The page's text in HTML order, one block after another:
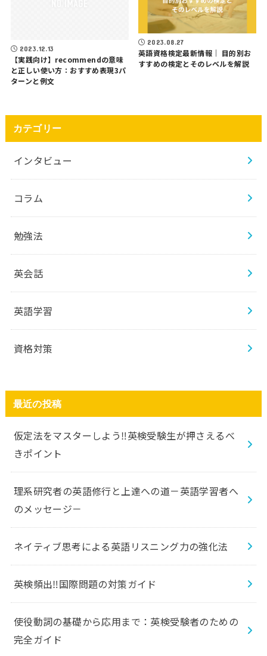
2023.12.13
【実践向け】recommendの意味
と正しい使い方：おすすめ表現3パ
ターンと例文
2023.08.27
英語資格検定最新情報｜ 目的別お
すすめの検定とそのレベルを解説
カテゴリー
インタビュー
コラム
勉強法
英会話
英語学習
資格対策
最近の投稿
仮定法をマスターしよう‼️英検受験生が押さえるべ
きポイント
理系研究者の英語修行と上達への道－英語学習者へ
のメッセージ－
ネイティブ思考による英語リスニング力の強化法
英検頻出‼️国際問題の対策ガイド
使役動詞の基礎から応用まで：英検受験者のための
完全ガイド